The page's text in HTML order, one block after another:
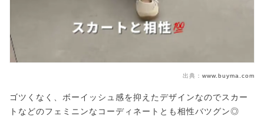
出典： www.buyma.com
ゴツくなく、ボーイッシュ感を抑えたデザインなのでスカー
トなどのフェミニンなコーディネートとも相性バツグン◎